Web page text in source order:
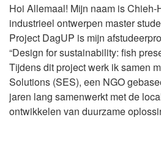
Hoi Allemaal! Mijn naam is
industrieel ontwerpen master
Project DagUP is mijn
“Design for sustainability: fish
Tijdens dit project werk ik samen
Solutions (SES), een NGO
jaren lang samenwerkt met de
ontwikkelen van duurzame